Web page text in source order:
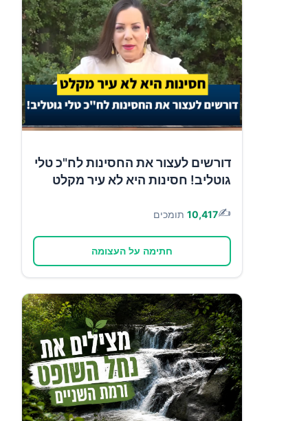
דורשים לעצור את החסינות לח"כ טלי
גוטליב! חסינות היא לא עיר מקלט
✍️
10,417 תומכים
חתימה על העצומה